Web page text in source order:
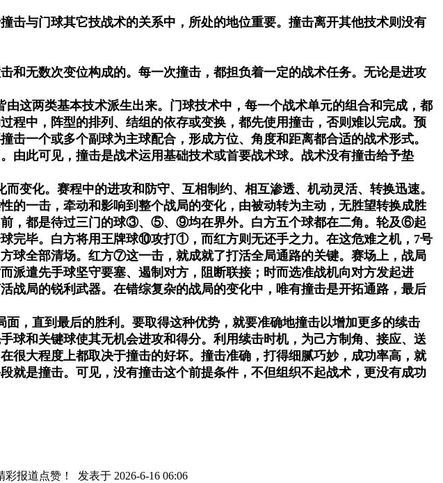
击与门球其它技战术的关系中，所处的地位重要。撞击离开其他技术则没有
和无数次变位构成的。每一次撞击，都担负着一定的战术任务。无论是进攻
这两类基本技术派生出来。门球技术中，每一个战术单元的组合和完成，都
，阵型的排列、结组的依存或变换，都先使用撞击，否则难以完成。预
一个或多个副球为主球配合，形成方位、角度和距离都合适的战术形式。
由此可见，撞击是战术运用基础技术或首要战术球。战术没有撞击给予垫
变化。赛程中的进攻和防守、互相制约、相互渗透、机动灵活、转换迅速。
的一击，牵动和影响到整个战局的变化，由被动转为主动，无胜望转换成胜
，都是待过三门的球③、⑤、⑨均在界外。白方五个球都在二角。轮及⑥起
完毕。白方将用王牌球⑩攻打①，而红方则无还手之力。在这危难之机，7号
球全部清场。红方⑦这一击，就成就了打活全局通路的关键。赛场上，战局
派遣先手球坚守要塞、遏制对方，阻断联接；时而选准战机向对方发起进
战局的锐利武器。在错综复杂的战局的变化中，唯有撞击是开拓通路，最后
，直到最后的胜利。要取得这种优势，就要准确地撞击以增加更多的续击
球和关键球使其无机会进攻和得分。利用续击时机，为己方制角、接应、送
很大程度上都取决于撞击的好坏。撞击准确，打得细腻巧妙，成功率高，就
就是撞击。可见，没有撞击这个前提条件，不但组织不起战术，更没有成功
彩报道点赞！ 发表于 2026-6-16 06:06